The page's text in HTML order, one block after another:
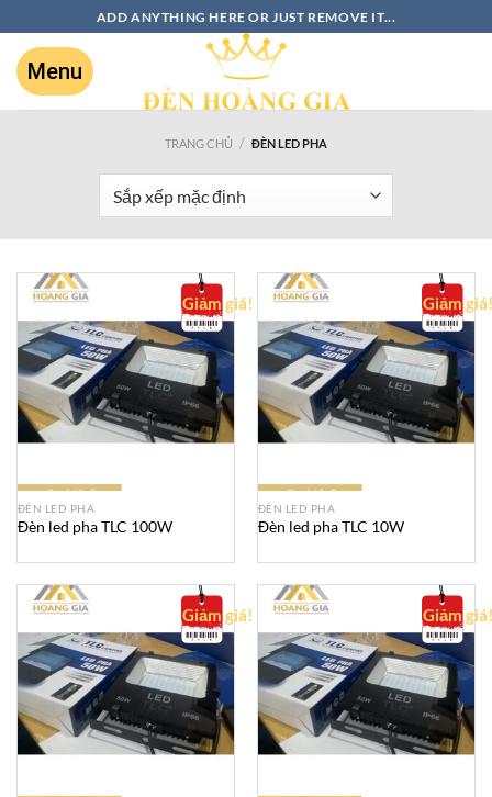
ADD ANYTHING HERE OR JUST REMOVE IT...
TRANG CHỦ / ĐÈN LED PHA
Giảm giá!
ĐÈN LED PHA
Đèn led pha TLC 100W
Giảm
ĐÈN LED PHA
Đèn led pha TLC 10W
Giảm giá! Giảm